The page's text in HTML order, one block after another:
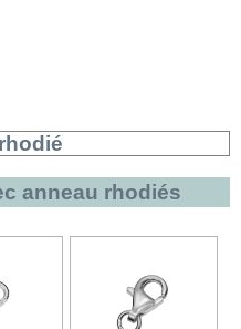
anneau rhodiés